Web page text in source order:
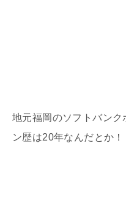
地元福岡のソフトバン
ン歴は20年なんだとか！